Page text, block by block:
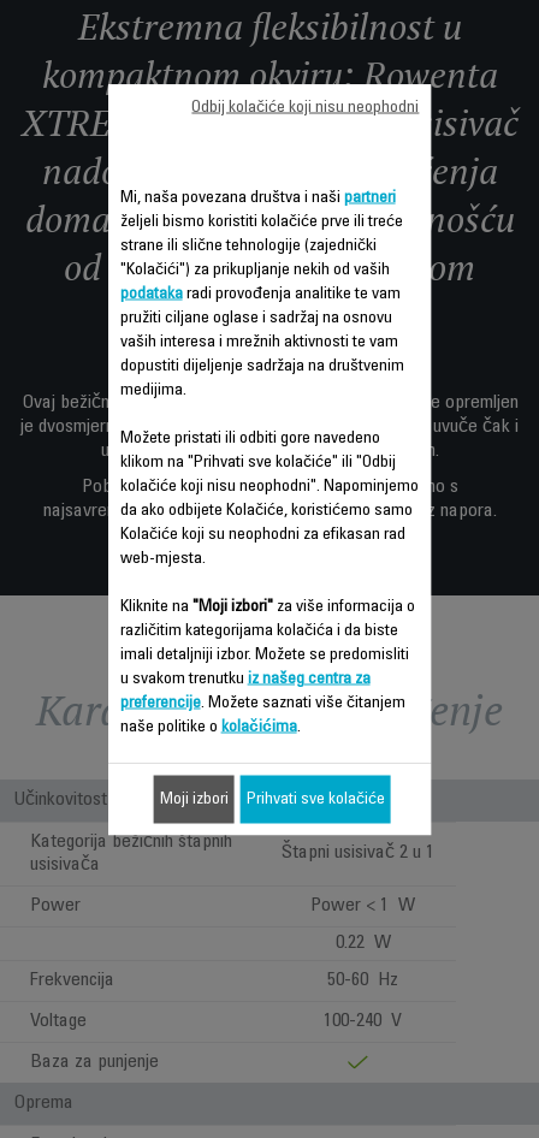
Ekstremna fleksibilnost u
kompaktnom okviru: Rowenta
XTREM Compact štapni usisivač
nadograđuje iskustvo čišćenja
doma inovativnom pokrivenošću
od poda do plafona i nizom
poboljšanih funkcija.
Ovaj bežični usisivač 2-u-1 koji možete koristiti bilo gdje opremljen
je dvosmjernom Flex tehnologijom zahvaljujući kojoj se uvuče čak i
u najuže prostore bez potrebe za savijanjem.
Poboljšane karakteristike i dizajn dolaze zajedno s
najsavremenijom tehnologijom za čišćenje doma bez napora.
Karakteristike - Poređenje
Učinkovitost
Kategorija bežičnih štapnih
usisivača
Štapni usisivač 2 u 1
Power
Power < 1 W
0.22 W
Frekvencija
50-60 Hz
Voltage 100-240 V
Baza za punjenje
Oprema
Mi, naša povezana društva i naši partneri
željeli bismo koristiti kolačiće prve ili treće
strane ili slične tehnologije (zajednički
"Kolačići") za prikupljanje nekih od vaših
podatakaradi provođenja analitike te vam
pružiti ciljane oglase i sadržaj na osnovu
vaših interesa i mrežnih aktivnosti te vam
dopustiti dijeljenje sadržaja na društvenim
medijima.
Možete pristati ili odbiti gore navedeno
klikom na "Prihvati sve kolačiće" ili "Odbij
kolačiće koji nisu neophodni". Napominjemo
da ako odbijete Kolačiće, koristićemo samo
Kolačiće koji su neophodni za efikasan rad
web-mjesta.
Kliknite na "Moji izbori"za više informacija o
različitim kategorijama kolačića i da biste
imali detaljniji izbor. Možete se predomisliti
u svakom trenutku iz našeg centra za
preferencije. Možete saznati više čitanjem
naše politike o kolačićima.
Odbij kolačiće koji nisu neophodni
Moji izbori Prihvati sve kolačiće